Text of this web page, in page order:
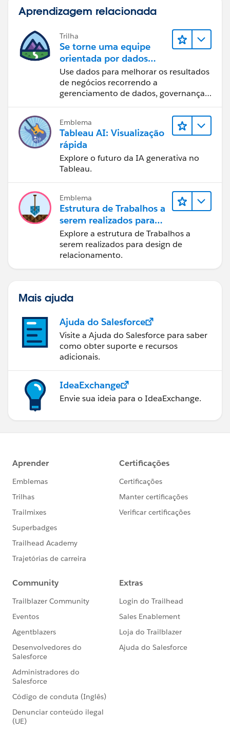
Aprendizagem relacionada
Trilha
Se torne uma equipe
orientada por dados
usando o Tableau
Use dados para melhorar os resultados
de negócios recorrendo a
gerenciamento de dados, governança
de dados, narrativa baseada em dados
e colaboração.
Emblema
Tableau AI: Visualização
rápida
Explore o futuro da IA generativa no
Tableau.
Emblema
Estrutura de Trabalhos a
serem realizados para
designers
Explore a estrutura de Trabalhos a
serem realizados para design de
relacionamento.
Mais ajuda
Ajuda do Salesforce
Visite a Ajuda do Salesforce para saber
como obter suporte e recursos
adicionais.
IdeaExchange
Envie sua ideia para o IdeaExchange.